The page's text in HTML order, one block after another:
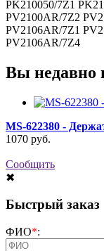
PK210050/7Z1
PV2100AR/7Z2
PV2106AR/7Z1
PV2106AR/7Z4
Вы недавно
MS-622380 -
1070 руб.
Сообщить
✖
Быстрый заказ
ФИО*: